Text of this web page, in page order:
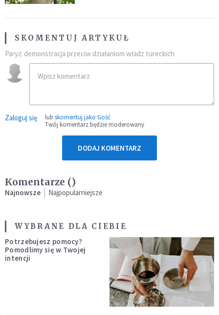
SKOMENTUJ ARTYKUŁ
Paryż: demonstracja przeciw działaniom władz tureckich
Zaloguj się lub skomentuj jako Gość
Twój komentarz będzie moderowany
DODAJ KOMENTARZ
Komentarze ()
Najnowsze Najpopularniejsze
WYBRANE DLA CIEBIE
Potrzebujesz pomocy?
Pomodlimy się w Twojej
intencji